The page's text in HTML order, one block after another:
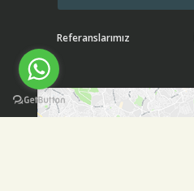
Referanslarımız